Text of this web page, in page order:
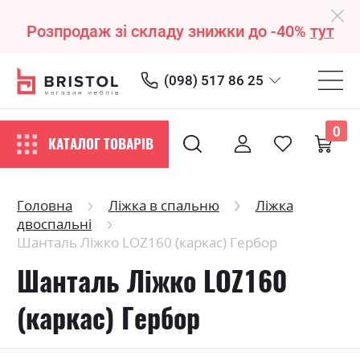
Розпродаж зі складу знижки до -40% тут
(098) 517 86 25
КАТАЛОГ ТОВАРІВ
0
Головна Ліжка в спальню
Ліжка
двоспальні
Шанталь Ліжко LOZ160 (каркас) Гербор
Шанталь Ліжко LOZ160
(каркас) Гербор